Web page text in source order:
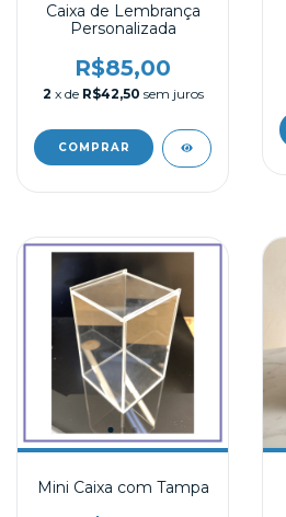
Caixa de Lembrança
Personalizada
R$85,00
2 x de R$42,50 sem juros
Mini Caixa com Tampa